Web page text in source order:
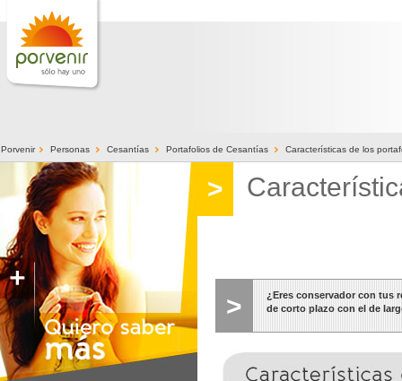
Porvenir >Personas >Cesantías >Portafolios de Cesantías >Características de los
>
>
¿Eres conservador con tus
de corto plazo con el de